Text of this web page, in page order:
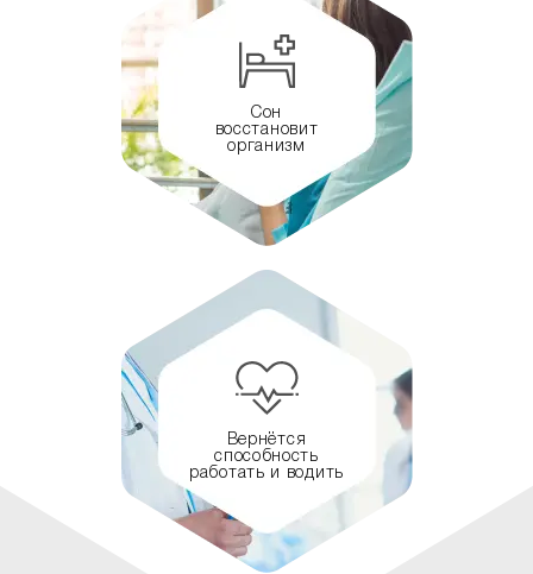
Сон
восстановит
организм
Вернётся
способность
работать и водить